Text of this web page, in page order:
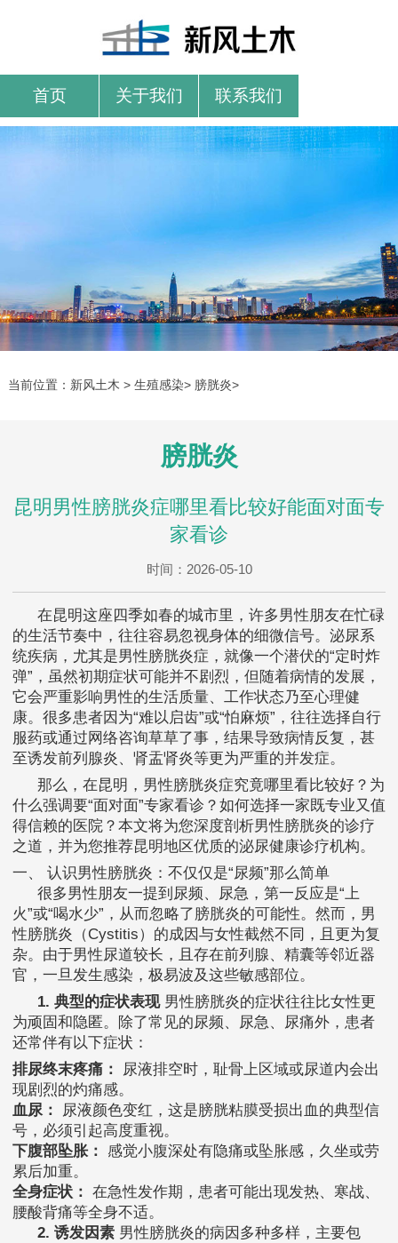
首页 关于我们 联系我们
当前位置： 新风土木 > 生殖感染> 膀胱炎>
膀胱炎
昆明男性膀胱炎症哪里看比较好能面对面专
家看诊
时间：2026-05-10
在昆明这座四季如春的城市里，许多男性朋友在忙碌
的生活节奏中，往往容易忽视身体的细微信号。泌尿系
统疾病，尤其是男性膀胱炎症，就像一个潜伏的“定时炸
弹”，虽然初期症状可能并不剧烈，但随着病情的发展，
它会严重影响男性的生活质量、工作状态乃至心理健
康。很多患者因为“难以启齿”或“怕麻烦”，往往选择自行
服药或通过网络咨询草草了事，结果导致病情反复，甚
至诱发前列腺炎、肾盂肾炎等更为严重的并发症。
那么，在昆明，男性膀胱炎症究竟哪里看比较好？为
什么强调要“面对面”专家看诊？如何选择一家既专业又值
得信赖的医院？本文将为您深度剖析男性膀胱炎的诊疗
之道，并为您推荐昆明地区优质的泌尿健康诊疗机构。
一、 认识男性膀胱炎：不仅仅是“尿频”那么简单
很多男性朋友一提到尿频、尿急，第一反应是“上
火”或“喝水少”，从而忽略了膀胱炎的可能性。然而，男
性膀胱炎（Cystitis）的成因与女性截然不同，且更为复
杂。由于男性尿道较长，且存在前列腺、精囊等邻近器
官，一旦发生感染，极易波及这些敏感部位。
1. 典型的症状表现男性膀胱炎的症状往往比女性更
为顽固和隐匿。除了常见的尿频、尿急、尿痛外，患者
还常伴有以下症状：
排尿终末疼痛：
尿液排空时，耻骨上区域或尿道内会出
现剧烈的灼痛感。
血尿：
尿液颜色变红，这是膀胱粘膜受损出血的典型信
号，必须引起高度重视。
下腹部坠胀：
感觉小腹深处有隐痛或坠胀感，久坐或劳
累后加重。
全身症状： 在急性发作期，患者可能出现发热、寒战、
腰酸背痛等全身不适。
2. 诱发因素 男性膀胱炎的病因多种多样，主要包